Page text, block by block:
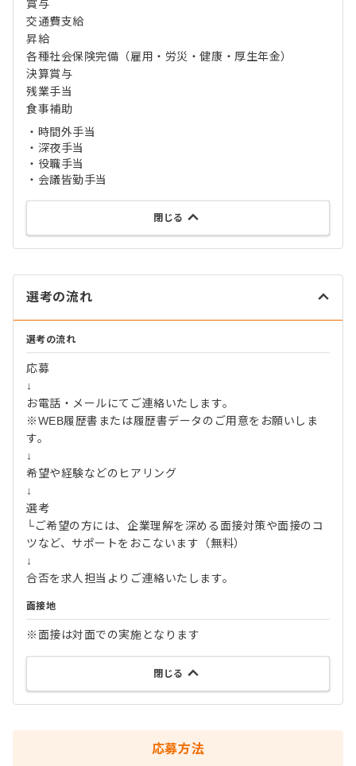
賞与
交通費支給
昇給
各種社会保険完備（雇用・労災・健康・厚生年金）
決算賞与
残業手当
食事補助
・時間外手当
・深夜手当
・役職手当
・会議皆勤手当
閉じる
選考の流れ
選考の流れ
応募
↓
お電話・メールにてご連絡いたします。
※WEB履歴書または履歴書データのご用意をお願いしま
す。
↓
希望や経験などのヒアリング
↓
選考
└ご希望の方には、企業理解を深める面接対策や面接のコ
ツなど、サポートをおこないます（無料）
↓
合否を求人担当よりご連絡いたします。
面接地
※面接は対面での実施となります
閉じる
応募方法